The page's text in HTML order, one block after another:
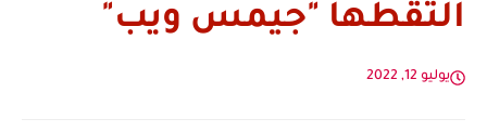
التقطها "جيمس ويب"
يوليو 12, 2022